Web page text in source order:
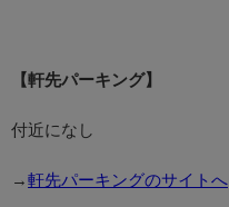
【軒先パーキング】
付近になし
→ 軒先パーキングのサイトへ